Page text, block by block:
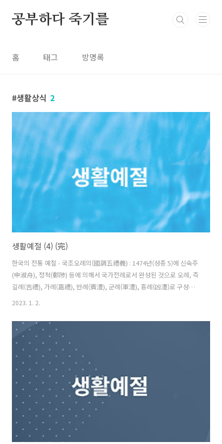
공부하다 죽기를
홈 태그 방명록
생활상식 2
생활예절 (4) (完)
한국의 전통 예절 - ​국조오례의(國調五禮義) : ​1474년(성종 5)에 신숙주
(申淑舟), 정척(鄭陟) 등에 의해서 국가전례로서 완성된 것으로 오례, 즉
길례(吉禮), 가례(嘉禮), 반례(賓澧), 군례(軍澧), 흉례(凶澧)로 구성된
국가의 기본 예전이다. - 태극(太極) : ​우주만상의 근원이며 인간생명의
징함. 628년(신라 진평왕 50) 건립된 감은사의 걱각 가운데 이미 태극도
형이 새겨져 있어 그 연원을 추측할 수 있다. - 사괘(四卦) : 건, 곤, 감, 리
의 사괘는 태극도형의 음양 양의와 뗄 수 없는 관계에서 배열된 것으로,
음양이 생성, 발전된 양상을 나타낸 것이다. 한국, 미국, 영국의 서열관행
비교 - 우리나라 서열관행..
2023. 1. 2.